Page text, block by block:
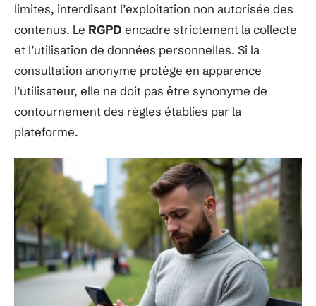
limites, interdisant l’exploitation non autorisée des
contenus. Le RGPD encadre strictement la collecte
et l’utilisation de données personnelles. Si la
consultation anonyme protège en apparence
l’utilisateur, elle ne doit pas être synonyme de
contournement des règles établies par la
plateforme.